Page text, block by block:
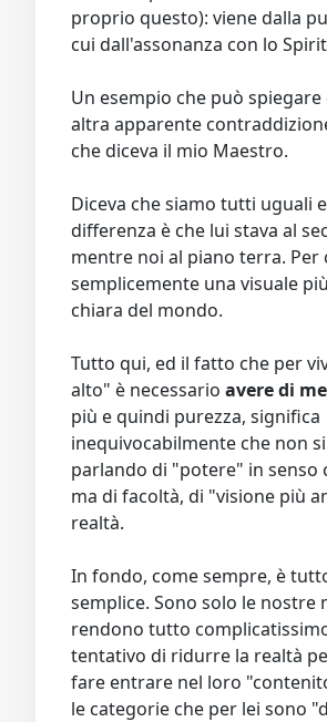
proprio questo): viene dalla
cui dall'assonanza con lo
Un esempio che può spiegare
altra apparente
che diceva il mio Maestro.
Diceva che siamo tutti uguali
differenza è che lui stava al
mentre noi al piano terra. Per
semplicemente una visuale
chiara del mondo.
Tutto qui, ed il fatto che per
alto" è necessario avere di
più e quindi purezza, significa
inequivocabilmente che non
parlando di "potere" in senso
ma di facoltà, di "visione più
realtà.
In fondo, come sempre, è
semplice. Sono solo le nostre
rendono tutto
tentativo di ridurre la realtà
fare entrare nel loro
le categorie che per lei sono